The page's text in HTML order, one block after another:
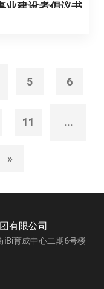
业建设者倡议书
5 6
11 ...
»
有限公司
iBi育成中心二期6号楼